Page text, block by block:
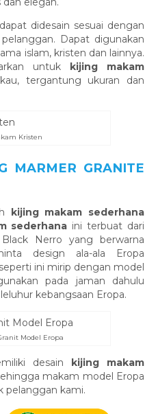
didesain sesuai dengan
Dapat digunakan
islam, kristen dan lainnya.
untuk kijing makam
tergantung ukuran dan
Kristen
MARMER GRANITE
kijing makam sederhana
sederhana ini terbuat dari
Nerro yang berwarna
design ala-ala Eropa
ini mirip dengan model
pada jaman dahulu
kebangsaan Eropa.
Model Eropa
desain kijing makam
makam model Eropa
pelanggan kami.